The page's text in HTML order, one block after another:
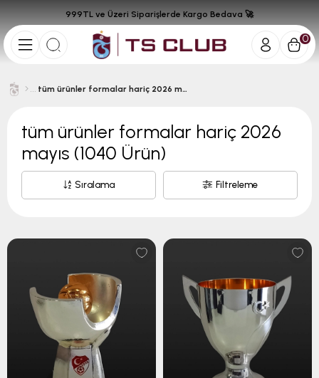
0
999TL ve Üzeri Siparişlerde Kargo Bedava 🚀
tüm ürünler formalar hariç 2026 mayıs
tüm ürünler formalar hariç 2026
mayıs (1040 Ürün)
Filtreleme
Sıralama